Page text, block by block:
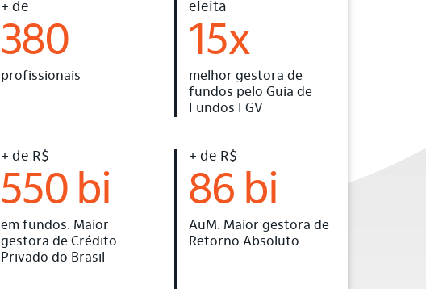
+ de
380
profissionais
eleita
15x
melhor gestora de
fundos pelo Guia de
Fundos FGV
+ de R$
550 bi
em fundos. Maior
gestora de Crédito
Privado do Brasil
+ de R$
86 bi
AuM. Maior gestora de
Retorno Absoluto